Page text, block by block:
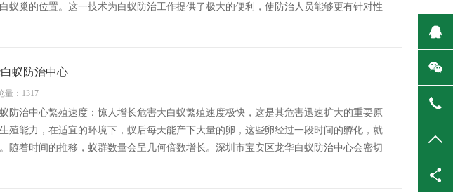
蚁巢的位置。这一技术为白蚁防治工作提供了极大的便利，使防治人员能够更有针对性
蚁防治中心
量：1317
防治中心繁殖速度：惊人增长危害大白蚁繁殖速度极快，这是其危害迅速扩大的重要原
殖能力，在适宜的环境下，蚁后每天能产下大量的卵，这些卵经过一段时间的孵化，就
随着时间的推移，蚁群数量会呈几何倍数增长。深圳市宝安区龙华白蚁防治中心会密切
在
微